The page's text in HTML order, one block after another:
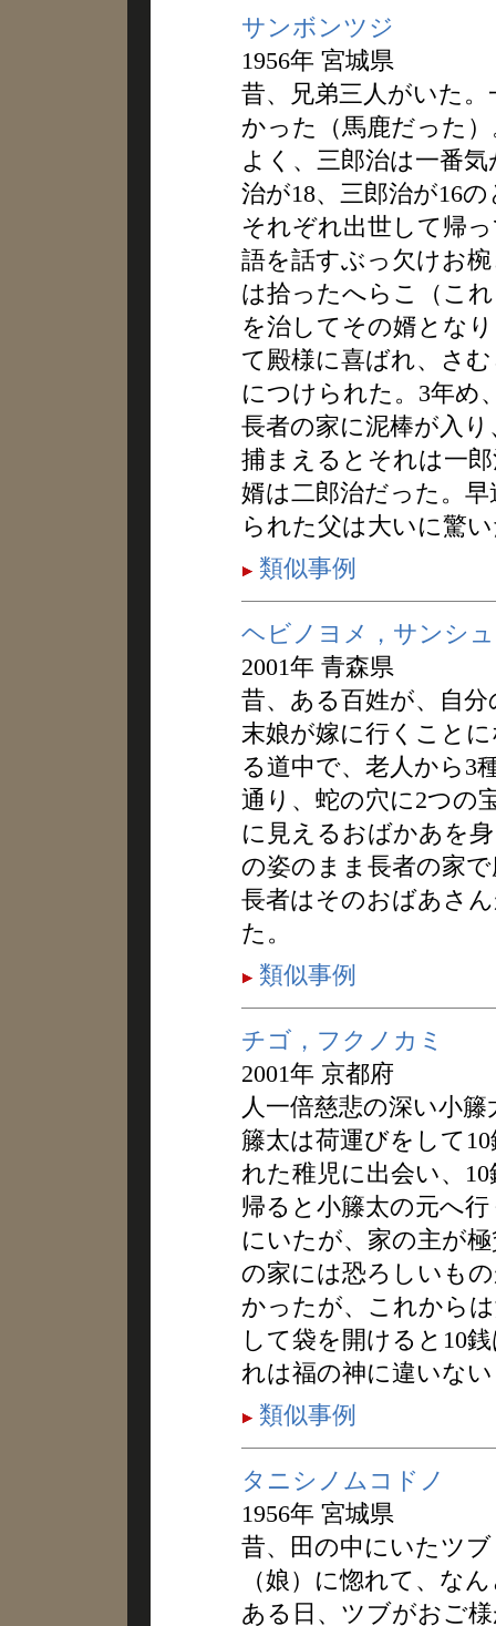
サンボンツジ
1956年 宮城県
昔、兄弟三人がいた
かった（馬鹿だった
よく、三郎治は一番
治が18、三郎治が16
それぞれ出世して帰
語を話すぶっ欠けお
は拾ったへらこ（こ
を治してその婿とな
て殿様に喜ばれ、さ
につけられた。3年め
長者の家に泥棒が入
捕まえるとそれは一
婿は二郎治だった。
られた父は大いに驚
類似事例
ヘビノヨメ，サンシ
2001年 青森県
昔、ある百姓が、自
末娘が嫁に行くこと
る道中で、老人から3
通り、蛇の穴に2つの
に見えるおばかあを
の姿のまま長者の家
長者はそのおばあさ
た。
類似事例
チゴ，フクノカミ
2001年 京都府
人一倍慈悲の深い小
籐太は荷運びをして
れた稚児に出会い、
帰ると小籐太の元へ
にいたが、家の主が
の家には恐ろしいも
かったが、これから
して袋を開けると10
れは福の神に違いな
類似事例
タニシノムコドノ
1956年 宮城県
昔、田の中にいたツ
（娘）に惚れて、な
ある日、ツブがおご